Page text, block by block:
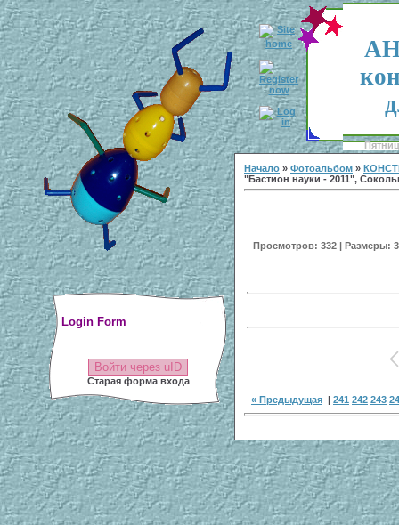
Login Form
Войти через uID
Старая форма входа
Начало » Фотоальбом »
"Бастион науки - 2011",
Просмотров: 332 | Размеры:
« Предыдущая | 241 242 243